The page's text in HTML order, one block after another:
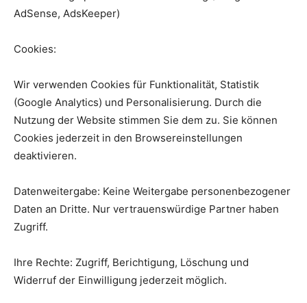
AdSense, AdsKeeper)
Cookies:
Wir verwenden Cookies für Funktionalität, Statistik
(Google Analytics) und Personalisierung. Durch die
Nutzung der Website stimmen Sie dem zu. Sie können
Cookies jederzeit in den Browsereinstellungen
deaktivieren.
Datenweitergabe: Keine Weitergabe personenbezogener
Daten an Dritte. Nur vertrauenswürdige Partner haben
Zugriff.
Ihre Rechte: Zugriff, Berichtigung, Löschung und
Widerruf der Einwilligung jederzeit möglich.